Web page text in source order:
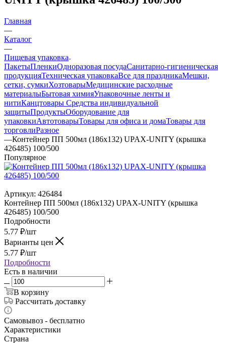
Главная
—
Каталог
—
Пищевая упаковка
ПакетыПленкиОдноразовая посудаСанитарно-гигиеническая
продукцияТехническая упаковкаВсе для праздникаМешки,
сетки, сумкиХозтоварыМедицинские расходные
материалыБытовая химияУпаковочные ленты и
нитиКанцтовары Средства индивидуальной
защитыПродуктыОборудование для
упаковкиАвтотоварыТовары для офиса и домаТовары для
торговлиРазное
—Контейнер ПП 500мл (186х132) UPAX-UNITY (крышка
426485) 100/500
Популярное
Артикул: 426484
Контейнер ПП 500мл (186х132) UPAX-UNITY (крышка
426485) 100/500
Подробности
5.77 ₽/шт
Варианты цен
5.77 ₽/шт
Подробности
Есть в наличии
В корзину
Рассчитать доставку
Самовывоз - бесплатно
Характеристики
Страна